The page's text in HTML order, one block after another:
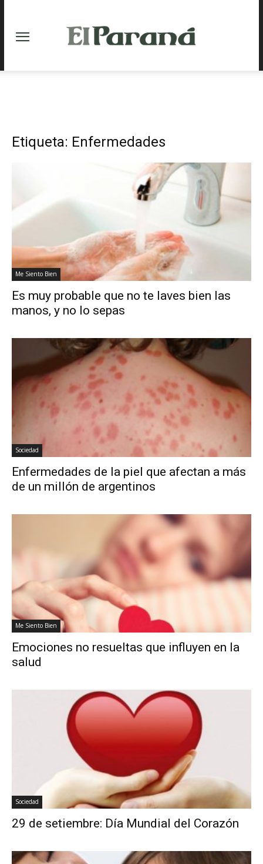
Etiqueta: Enfermedades
Me Siento Bien
Es muy probable que no te laves bien las
manos, y no lo sepas
Sociedad
Enfermedades de la piel que afectan a más
de un millón de argentinos
Me Siento Bien
Emociones no resueltas que influyen en la
salud
Sociedad
29 de setiembre: Día Mundial del Corazón